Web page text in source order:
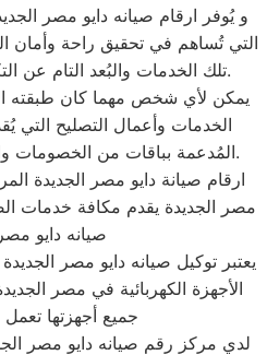
و يُوفر ارقام صيانه دايو مصر
التي تُساهم في تحقيق راحة وأمان
تلك الخدمات والبُعد التام عن التكاليف المالية باهظة الثمن.
يمكن لأي شخص مهما كان طبقته
الخدمات وأعمال التصليح التي
المُدعمة بباقات من الخصومات والعروض التي ليس لها مثيل.
ارقام صيانة دايو مصر الجديدة
مصر الجديدة يقدم مكافة خدمات
صيانه دايو
يعتبر توكيل صيانه دايو مصر
الأجهزة الكهربائية في مصر
جميع أجهزتها تعمل
لدي مركز رقم صيانه دايو مصر